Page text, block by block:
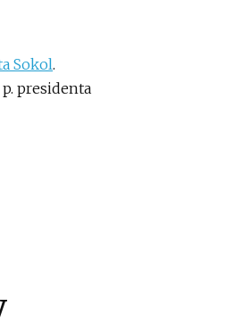
Sokol.
presidenta